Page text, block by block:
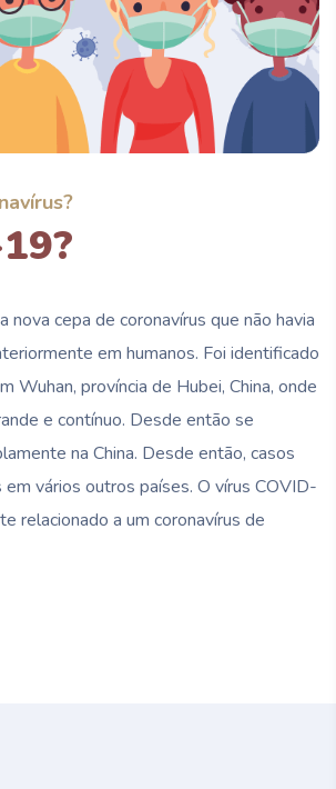
nova cepa de coronavírus que não havia
em humanos. Foi identificado
Wuhan, província de Hubei, China, onde
e contínuo. Desde então se
na China. Desde então, casos
vários outros países. O vírus COVID-
relacionado a um coronavírus de